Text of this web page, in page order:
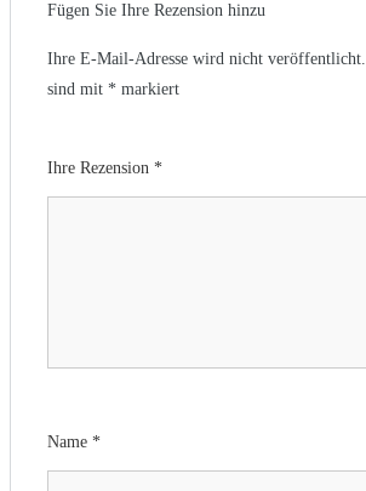
Fügen Sie Ihre Rezension hinzu
Ihre E-Mail-Adresse wird nicht veröffentlicht.
sind mit * markiert
Ihre Rezension *
Name *